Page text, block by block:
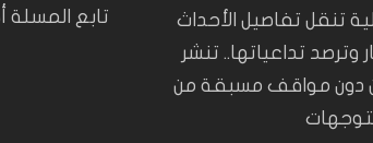
تابع المسلة
تنقل تفاصيل الأحداث
وترصد تداعياتها.. تنشر
دون مواقف مسبقة من